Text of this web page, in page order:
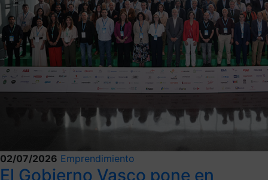
02/07/2026 Emprendimiento
El Gobierno Vasco pone en